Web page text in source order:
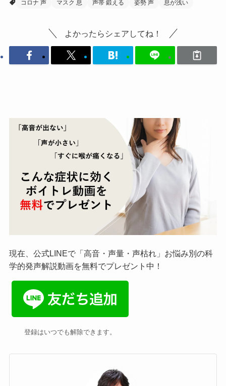
コロナ 声
マスク 息 声帯 鍛える 姿勢 声 息が浅い
よかったらシェアしてね！
現在、公式LINEで「高音・声量・声枯れ」お悩み別の科
学的発声解説動画を無料でプレゼント中！
登録はいつでも解除できます。